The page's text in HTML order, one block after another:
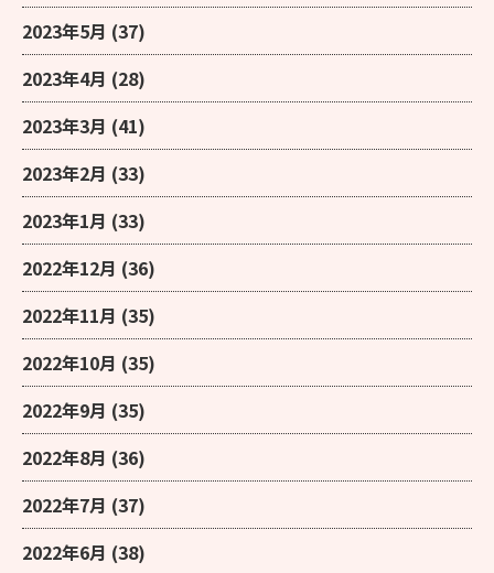
2023年5月 (37)
2023年4月 (28)
2023年3月 (41)
2023年2月 (33)
2023年1月 (33)
2022年12月 (36)
2022年11月 (35)
2022年10月 (35)
2022年9月 (35)
2022年8月 (36)
2022年7月 (37)
2022年6月 (38)